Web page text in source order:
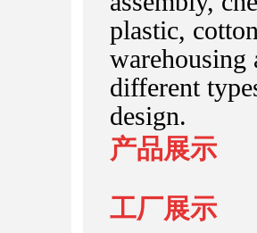
plastic,
different
design.
产品展示
工厂展示